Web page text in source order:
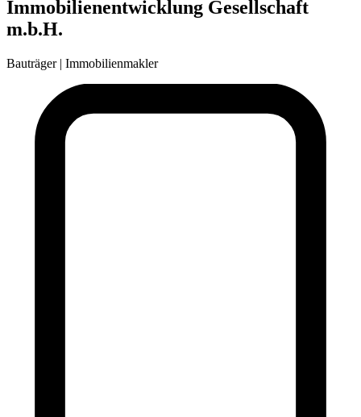
Immobilienentwicklung Gesellschaft
m.b.H.
Bauträger | Immobilienmakler